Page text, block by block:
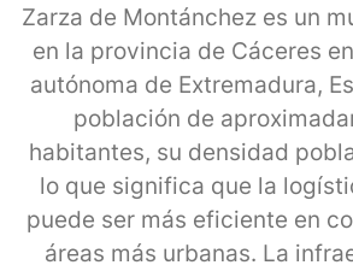
Zarza de Montánchez es un
en la provincia de Cáceres
autónoma de Extremadura,
población de
habitantes, su densidad
lo que significa que la
puede ser más eficiente en
áreas más urbanas. La